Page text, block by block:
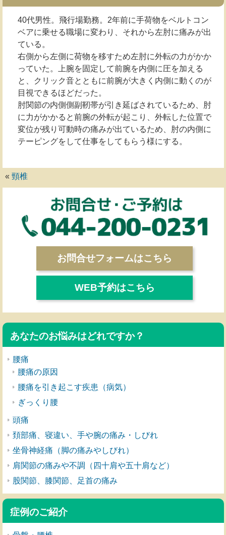
40代男性。飛行場勤務。2年前に手荷物をベルトコン
ベアに乗せる職場に変わり、それから左肘に痛みが出
ている。
右側から左側に荷物を移すため左肘に外転の力がかか
っていた。上腕を固定して前腕を内側に圧を加える
と、クリック音とともに前腕が大きく内側に動くのが
目視できるほどだった。
肘関節の内側側副靭帯が引き延ばされているため、肘
に力がかかると前腕の外転が起こり、外転した位置で
変位が残り可動時の痛みが出ているため、肘の内側に
テーピングをして仕事をしてもらう様にする。
« 頸椎
お問合せフォームはこちら
WEB予約はこちら
あなたのお悩みはどれですか？
腰痛
腰痛の原因
腰痛を引き起こす疾患（病気）
ぎっくり腰
頭痛
頚部痛、寝違い、手や腕の痛み・しびれ
坐骨神経痛（脚の痛みやしびれ）
肩関節の痛みや不調（四十肩や五十肩など）
股関節、膝関節、足首の痛み
症例のご紹介